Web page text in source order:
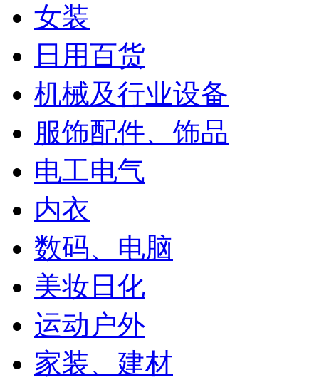
女装
日用百货
机械及行业设备
服饰配件、饰品
电工电气
内衣
数码、电脑
美妆日化
运动户外
家装、建材